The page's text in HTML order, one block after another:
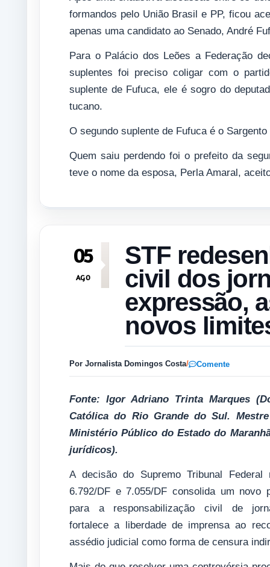
formandos pelo União Brasil e PP, ficou
apenas uma candidato ao Senado, André
Para o Palácio dos Leões a Federação
suplentes foi preciso coligar com o
suplente de Fufuca, ele é sogro do
tucano.
O segundo suplente de Fufuca é o
Quem saiu perdendo foi o prefeito da
teve o nome da esposa, Perla Amaral,
05
AGO
STF
civil dos
expressão,
novos
Por Jornalista Domingos Costa/ Comente
Fonte: Igor Adriano Trinta Marques
Católica do Rio Grande do Sul.
Ministério Público do Estado do
jurídicos).
A decisão do Supremo Tribunal Federal
6.792/DF e 7.055/DF consolida um novo
para a responsabilização civil de
fortalece a liberdade de imprensa ao
assédio judicial como forma de censura